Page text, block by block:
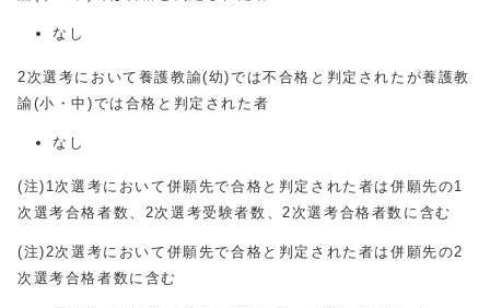
なし
2次選考において養護教諭(幼)では不合格と判定されたが養護教
諭(小・中)では合格と判定された者
なし
(注)1次選考において併願先で合格と判定された者は併願先の1
次選考合格者数、2次選考受験者数、2次選考合格者数に含む
(注)2次選考において併願先で合格と判定された者は併願先の2
次選考合格者数に含む